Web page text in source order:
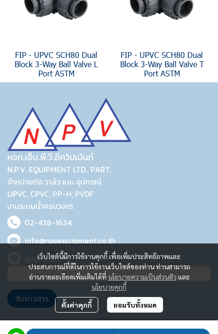
FIP - UPVC SCH80 Dual
Block 3-Way Ball Valve L
Port ASTM
FIP - UPVC SCH80 Dual
Block 3-Way Ball Valve T
Port ASTM
เว็บไซต์นี้มีการใช้งานคุกกี้ เพื่อเพิ่มประสิทธิภาพและ
ประสบการณ์ที่ดีในการใช้งานเว็บไซต์ของท่าน ท่านสามารถ
อ่านรายละเอียดเพิ่มเติมได้ที่ นโยบายความเป็นส่วนตัว และ
นโยบายคุกกี้
ตั้งค่าคุกกี้ ยอมรับทั้งหมด
หจก.เอ็น.พี.วี.อีควิปเม้นท์
N.P.V. EQUIPMENT LTD., PART.
จำหน่ายท่อ วาล์ว และ อุปกรณ์
UPVC, CPVC, PP-H, PVDF
งานระบบน้ำครบวงจร
02-438-1634
info@npvequipment.co.th
@npvupvc
รับข่าวสาร
2023 © N.P.V. EQUIPMENT LTD., PART.